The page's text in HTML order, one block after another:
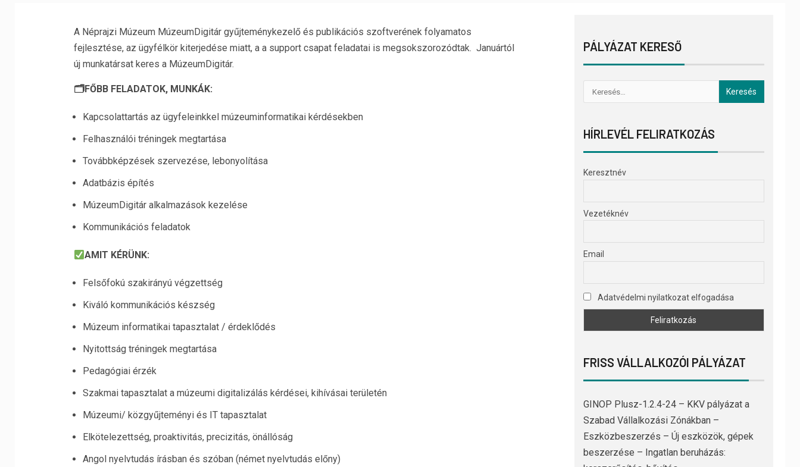
A Néprajzi Múzeum MúzeumDigitár gyűjteménykezelő és publikációs szoftverének folyamatos
fejlesztése, az ügyfélkör kiterjedése miatt, a a support csapat feladatai is megsokszorozódtak. Januártól
új munkatársat keres a MúzeumDigitár.
🗂FŐBB FELADATOK, MUNKÁK:
Kapcsolattartás az ügyfeleinkkel múzeuminformatikai kérdésekben
Felhasználói tréningek megtartása
Továbbképzések szervezése, lebonyolítása
Adatbázis építés
MúzeumDigitár alkalmazások kezelése
Kommunikációs feladatok
AMIT KÉRÜNK:
Felsőfokú szakirányú végzettség
Kiváló kommunikációs készség
Múzeum informatikai tapasztalat / érdeklődés
Nyitottság tréningek megtartása
Pedagógiai érzék
Szakmai tapasztalat a múzeumi digitalizálás kérdései, kihívásai területén
Múzeumi/ közgyűjteményi és IT tapasztalat
Elkötelezettség, proaktivitás, precizitás, önállóság
Angol nyelvtudás írásban és szóban (német nyelvtudás előny)
PÁLYÁZAT KERESŐ
HÍRLEVÉL FELIRATKOZÁS
Keresztnév
Vezetéknév
Email
Adatvédelmi nyilatkozat elfogadása
FRISS VÁLLALKOZÓI PÁLYÁZAT
GINOP Plusz-1.2.4-24 – KKV pályázat a
Szabad Vállalkozási Zónákban –
Eszközbeszerzés – Új eszközök, gépek
beszerzése – Ingatlan beruházás: